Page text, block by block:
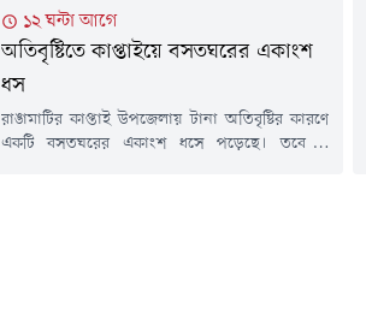
১২ ঘন্টা আগে
অতিবৃষ্টিতে কাপ্তাইয়ে বসতঘরের একাংশ
ধস
রাঙামাটির কাপ্তাই উপজেলায় টানা অতিবৃষ্টির কারণে
একটি বসতঘরের একাংশ ধসে পড়েছে। তবে এ